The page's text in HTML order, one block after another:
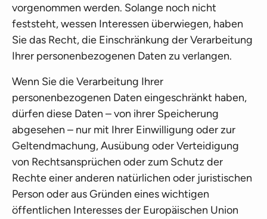
vorgenommen werden. Solange noch nicht
feststeht, wessen Interessen überwiegen, haben
Sie das Recht, die Einschränkung der Verarbeitung
Ihrer personenbezogenen Daten zu verlangen.
Wenn Sie die Verarbeitung Ihrer
personenbezogenen Daten eingeschränkt haben,
dürfen diese Daten – von ihrer Speicherung
abgesehen – nur mit Ihrer Einwilligung oder zur
Geltendmachung, Ausübung oder Verteidigung
von Rechtsansprüchen oder zum Schutz der
Rechte einer anderen natürlichen oder juristischen
Person oder aus Gründen eines wichtigen
öffentlichen Interesses der Europäischen Union